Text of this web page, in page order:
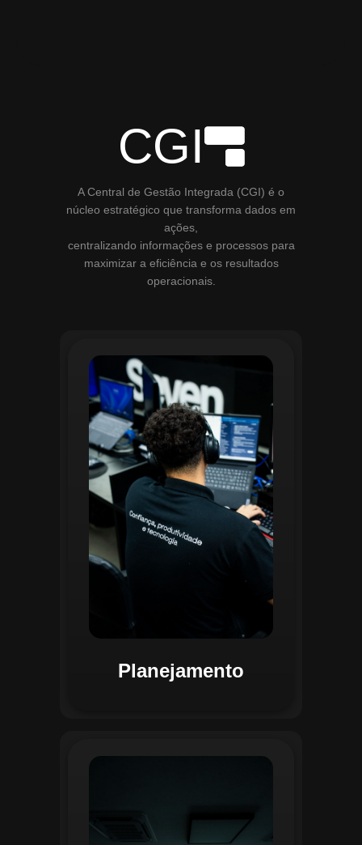
CGI
A Central de Gestão Integrada (CGI) é o
núcleo estratégico que transforma dados em
ações,
centralizando informações e processos para
maximizar a eficiência e os resultados
operacionais.
Planejamento
O planejamento dentro do CGI é
realizado por uma equipe
especializada que utiliza
ferramentas avançadas para
estruturar ordens de serviço, fluxos
de trabalho e parametrizações
operacionais. Essa etapa envolve a
análise detalhada de criticidade por
atividade, permitindo alocar
recursos de forma eficiente e
garantir que todas as ações estejam
alinhadas aos objetivos
estratégicos.
planejadas. Utilizando um videowall
central e sistemas de convergência